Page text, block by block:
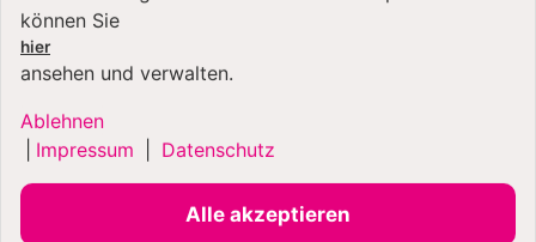
können Sie
hier
ansehen und verwalten.
Ablehnen
Impressum Datenschutz
Alle akzeptieren